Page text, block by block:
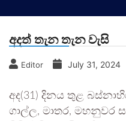
අදත් තැන තැන වැසි
Editor July 31, 2024
අද(31) දිනය තුළ
ගාල්ල, මාතර, මහනුවර